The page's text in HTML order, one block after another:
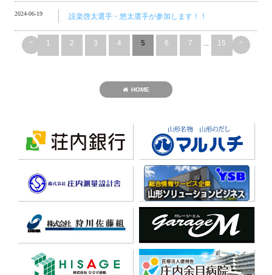
2024-06-19 設楽啓太選手・悠太選手が参加します！！
< 1 2 3 4 5 6 7 ... 15 >
HOME